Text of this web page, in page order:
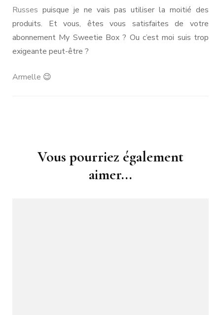
Russes puisque je ne vais pas utiliser la moitié des
produits. Et vous, êtes vous satisfaites de votre
abonnement My Sweetie Box ? Ou c’est moi suis trop
exigeante peut-être ?
Armelle 😉
Navigation
Vous pourriez également
aimer...